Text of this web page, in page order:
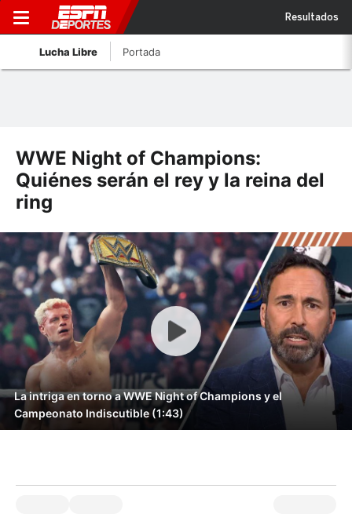
Resultados
Lucha Libre Portada
WWE Night of Champions:
Quiénes serán el rey y la reina del
ring
La intriga en torno a WWE Night of Champions y el
Campeonato Indiscutible (1:43)